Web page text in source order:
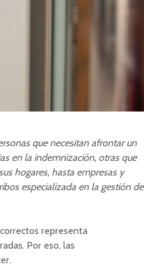
que necesitan afrontar un
en la indemnización, otras que
hogares, hasta empresas y
especializada en la gestión de
representa
Por eso, las